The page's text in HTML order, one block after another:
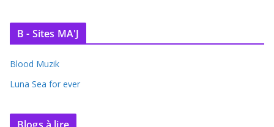
B - Sites MA'J
Blood Muzik
Luna Sea for ever